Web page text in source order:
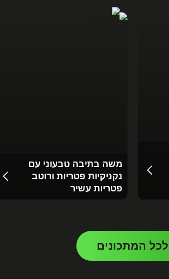
משה בתיבה טבעוני עם
נקניקיות פטריות ורוטב
פטריות עשיר
לכל המתכונים